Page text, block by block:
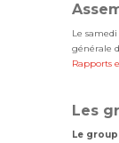
Le samedi
générale
Rapports
Les
Le